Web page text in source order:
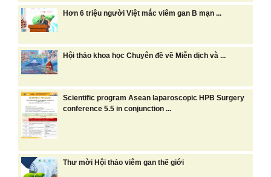
Hơn 6 triệu người Việt mắc viêm gan B mạn ...
Hội thảo khoa học Chuyên đề về Miễn dịch và ...
Scientific program Asean laparoscopic HPB Surgery
conference 5.5 in conjunction ...
Thư mời Hội thảo viêm gan thế giới